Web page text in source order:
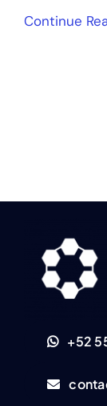
Continue
+52